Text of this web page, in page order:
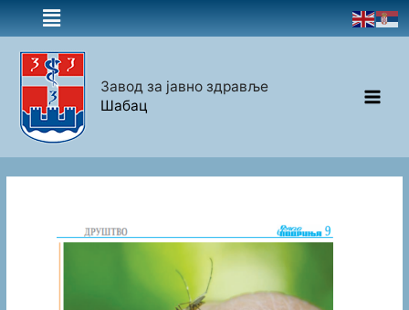
Завод за јавно здравље
Шабац